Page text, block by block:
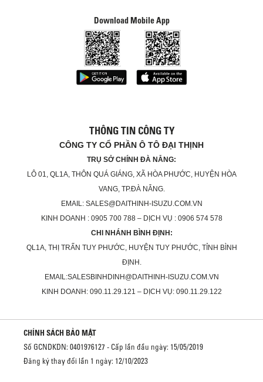
Download Mobile App
THÔNG TIN CÔNG TY
CÔNG TY CỔ PHẦN Ô TÔ ĐẠI THỊNH
TRỤ SỞ CHÍNH ĐÀ NẴNG:
LÔ 01, QL1A, THÔN QUÁ GIÁNG, XÃ HÒA PHƯỚC, HUYỆN HÒA
VANG, TP.ĐÀ NẴNG.
EMAIL: SALES@DAITHINH-ISUZU.COM.VN
KINH DOANH : 0905 700 788 – DỊCH VỤ : 0906 574 578
CHI NHÁNH BÌNH ĐỊNH:
QL1A, THỊ TRẤN TUY PHƯỚC, HUYỆN TUY PHƯỚC, TỈNH BÌNH
ĐỊNH.
EMAIL:SALESBINHDINH@DAITHINH-ISUZU.COM.VN
KINH DOANH: 090.11.29.121 – DỊCH VỤ: 090.11.29.122
CHÍNH SÁCH BẢO MẬT
Số GCNDKDN: 0401976127 - Cấp lần đầu ngày: 15/05/2019
Đăng ký thay đổi lần 1 ngày: 12/10/2023